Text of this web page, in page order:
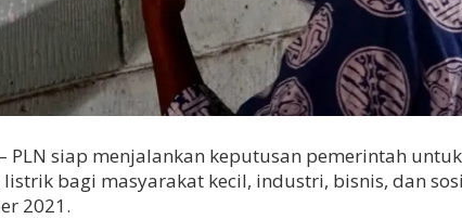
– PLN siap menjalankan keputusan pemerintah
bagi masyarakat kecil, industri, bisnis, dan
2021.